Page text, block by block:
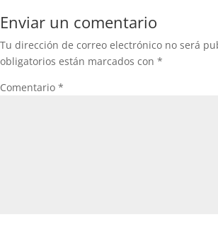
Enviar un comentario
Tu dirección de correo electrónico no será
obligatorios están marcados con *
Comentario *